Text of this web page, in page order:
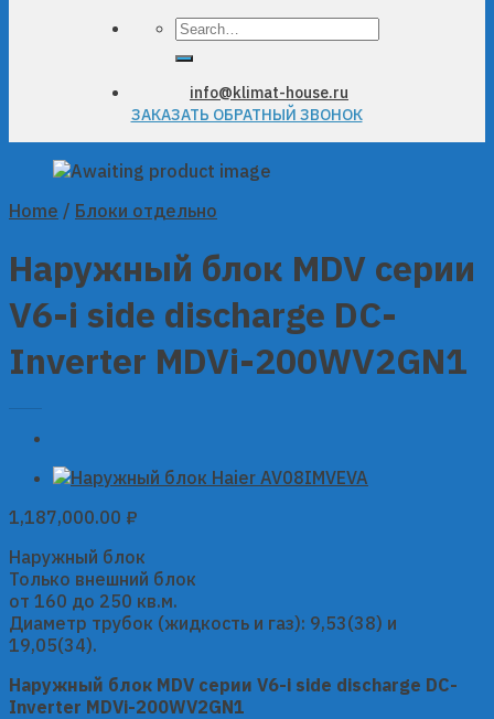
Search
info@klimat-house.ru
ЗАКАЗАТЬ ОБРАТНЫЙ ЗВОНОК
Home / Блоки отдельно
Наружный блок MDV серии
V6-i side discharge DC-
Inverter MDVi-200WV2GN1
1,187,000.00 ₽
Наружный блок
Только внешний блок
от 160 до 250 кв.м.
Диаметр трубок (жидкость и газ): 9,53(38) и
19,05(34).
Наружный блок MDV серии V6-i side discharge DC-
Inverter MDVi-200WV2GN1